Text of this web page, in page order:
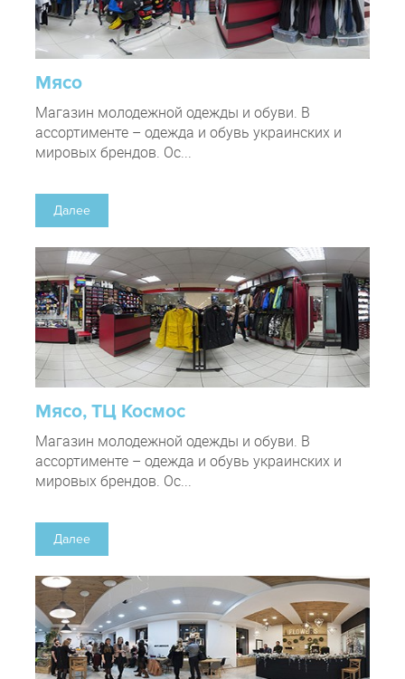
Мясо
Магазин молодежной одежды и обуви. В
ассортименте – одежда и обувь украинских и
мировых брендов. Ос...
Далее
Мясо, ТЦ Космос
Магазин молодежной одежды и обуви. В
ассортименте – одежда и обувь украинских и
мировых брендов. Ос...
Далее